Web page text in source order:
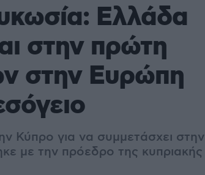
Ελλάδα
στην πρώτη
στην Ευρώπη
Κύπρο για να συμμετάσχει στην
με την πρόεδρο της κυπριακής